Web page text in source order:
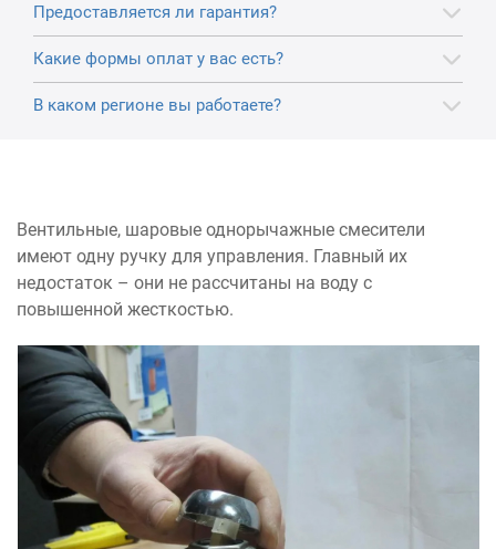
Предоставляется ли гарантия?
Какие формы оплат у вас есть?
В каком регионе вы работаете?
Вентильные, шаровые однорычажные смесители
имеют одну ручку для управления. Главный их
недостаток – они не рассчитаны на воду с
повышенной жесткостью.